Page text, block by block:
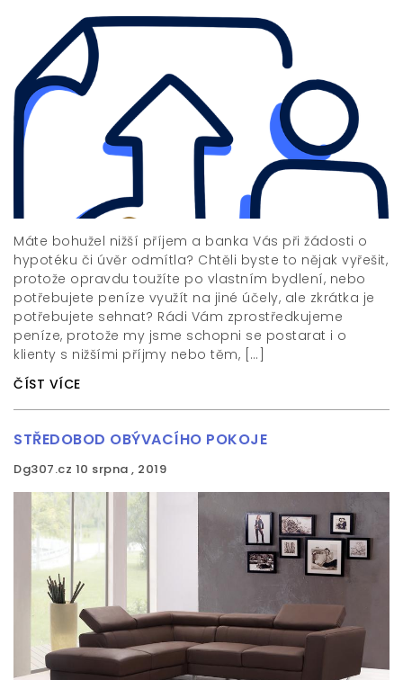
Máte bohužel nižší příjem a banka Vás při žádosti o
hypotéku či úvěr odmítla? Chtěli byste to nějak vyřešit,
protože opravdu toužíte po vlastním bydlení, nebo
potřebujete peníze využít na jiné účely, ale zkrátka je
potřebujete sehnat? Rádi Vám zprostředkujeme
peníze, protože my jsme schopni se postarat i o
klienty s nižšími příjmy nebo těm, […]
ČÍST VÍCE
STŘEDOBOD OBÝVACÍHO POKOJE
Dg307.cz 10 srpna , 2019